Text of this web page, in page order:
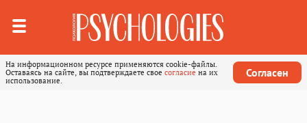
На информационном ресурсе применяются cookie-файлы.
Оставаясь на сайте, вы подтверждаете свое согласие на их
использование.
Согласен